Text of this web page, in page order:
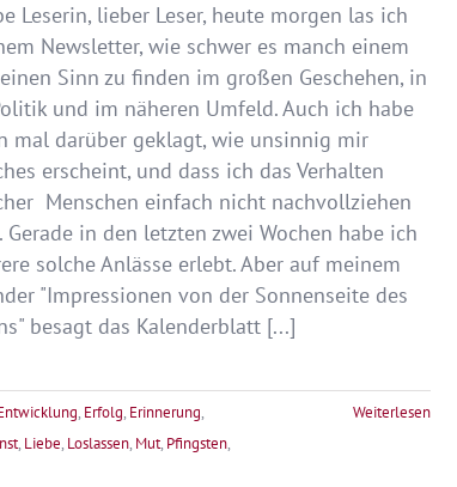
Leserin, lieber Leser, heute morgen las ich
Newsletter, wie schwer es manch einem
Sinn zu finden im großen Geschehen, in
und im näheren Umfeld. Auch ich habe
mal darüber geklagt, wie unsinnig mir
erscheint, und dass ich das Verhalten
Menschen einfach nicht nachvollziehen
Gerade in den letzten zwei Wochen habe ich
solche Anlässe erlebt. Aber auf meinem
"Impressionen von der Sonnenseite des
besagt das Kalenderblatt [...]
, Erfolg, Erinnerung,
, Liebe, Loslassen, Mut, Pfingsten,
Weiterlesen